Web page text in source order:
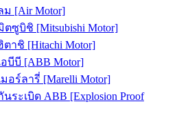
ม [Air Motor]
ตซูบิชิ [Mitsubishi Motor]
ตาชิ [Hitachi Motor]
อบีบี [ABB Motor]
อร์ลารี่ [Marelli Motor]
ระเบิด ABB [Explosion Proof